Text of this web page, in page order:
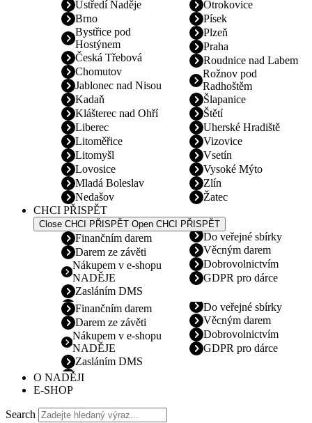
Ústředí Naděje
Brno
Bystřice pod
Hostýnem
Česká Třebová
Chomutov
Jablonec nad Nisou
Kadaň
Klášterec nad Ohří
Liberec
Litoměřice
Litomyšl
Lovosice
Mladá Boleslav
Nedašov
Otrokovice
Písek
Plzeň
Praha
Roudnice nad Labem
Rožnov pod
Radhoštěm
Šlapanice
Štětí
Uherské Hradiště
Vizovice
Vsetín
Vysoké Mýto
Zlín
Žatec
CHCI PŘISPĚT
Close CHCI PŘISPĚT Open CHCI PŘISPĚT
Finančním darem
Darem ze závěti
Nákupem v e-shopu
NADĚJE
Zasláním DMS
Do veřejné sbírky
Věcným darem
Dobrovolnictvím
GDPR pro dárce
Finančním darem
Darem ze závěti
Nákupem v e-shopu
NADĚJE
Zasláním DMS
Do veřejné sbírky
Věcným darem
Dobrovolnictvím
GDPR pro dárce
O NADĚJI
E-SHOP
Search